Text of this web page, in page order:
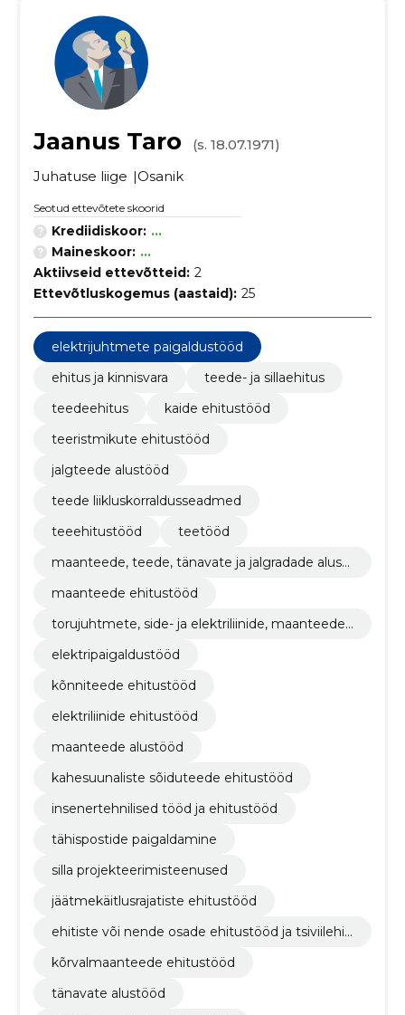
Jaanus Taro
(s. 18.07.1971)
Juhatuse liige
Osanik
Seotud ettevõtete skoorid
Krediidiskoor: ...
Maineskoor: ...
Aktiivseid ettevõtteid: 2
Ettevõtluskogemus (aastaid): 25
elektrijuhtmete paigaldustööd
ehitus ja kinnisvara
teede- ja sillaehitus
teedeehitus
kaide ehitustööd
teeristmikute ehitustööd
jalgteede alustööd
teede liikluskorraldusseadmed
teeehitustööd
teetööd
maanteede, teede, tänavate ja jalgradade alust
maanteede ehitustööd
torujuhtmete, side- ja elektriliinide, maanteede,
nnakattetööd
elektripaigaldustööd
kõnniteede ehitustööd
elektriliinide ehitustööd
maanteede alustööd
kahesuunaliste sõiduteede ehitustööd
insenertehnilised tööd ja ehitustööd
tähispostide paigaldamine
silla projekteerimisteenused
jäätmekäitlusrajatiste ehitustööd
ehitiste või nende osade ehitustööd ja tsiviilehit
kõrvalmaanteede ehitustööd
tänavate alustööd